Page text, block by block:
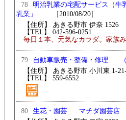
78 明治乳業の宅配サービス（
乳業」
［2010/08/20］
【住所】 あきる野市 伊奈 1526
【TEL】 042-596-0251
毎日１本、元気なカラダ。家族
79 自動車販売・整備・修理
【住所】 あきる野市 小川東 1-
【TEL】 559-6552
80 生花・園芸 マチダ園芸店